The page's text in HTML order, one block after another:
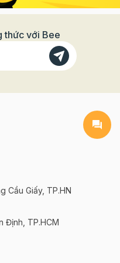
thức với Bee
Cầu Giấy, TP.HN
Định, TP.HCM